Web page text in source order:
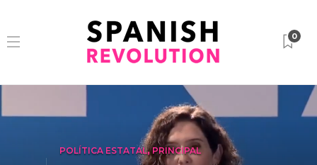
0
POLÍTICA ESTATAL,PRINCIPAL